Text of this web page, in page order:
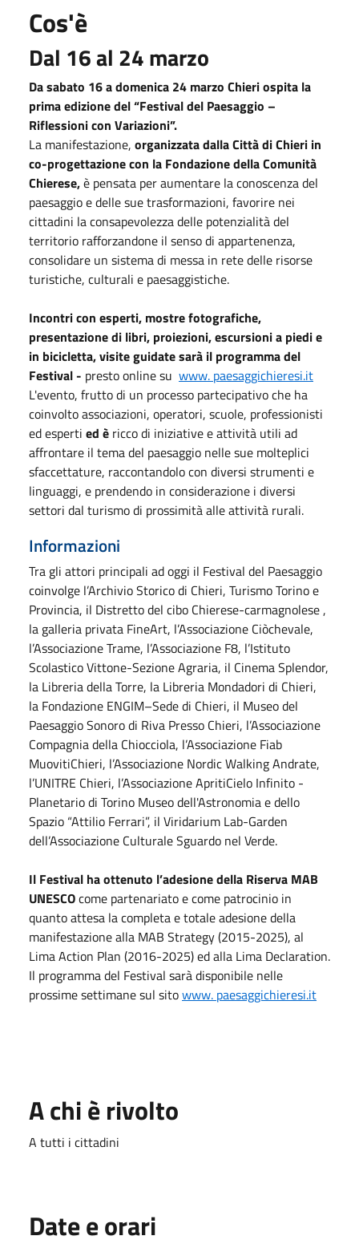
Cos'è
Dal 16 al 24 marzo
Da sabato 16 a domenica 24 marzo Chieri ospita la
prima edizione del“Festival del Paesaggio –
Riflessioni con Variazioni”.
La manifestazione, organizzata dalla Città di Chieri in
co-progettazione con la Fondazione della Comunità
Chierese,è pensata per aumentare la conoscenza del
paesaggio e delle sue trasformazioni, favorire nei
cittadini la consapevolezza delle potenzialità del
territorio rafforzandone il senso di appartenenza,
consolidare un sistema di messa in rete delle risorse
turistiche, culturali e paesaggistiche.
Incontri con esperti, mostre fotografiche,
presentazione di libri, proiezioni, escursioni a piedi e
in bicicletta, visite guidate sarà il programma del
Festival - presto online su www. paesaggichieresi.it
L'evento, frutto di un processo partecipativo che ha
coinvolto associazioni, operatori, scuole, professionisti
ed esperti ed è ricco di iniziative e attività utili ad
affrontare il tema del paesaggio nelle sue molteplici
sfaccettature, raccontandolo con diversi strumenti e
linguaggi, e prendendo in considerazione i diversi
settori dal turismo di prossimità alle attività rurali.
Informazioni
Tra gli attori principali ad oggi il Festival del Paesaggio
coinvolge l’Archivio Storico di Chieri, Turismo Torino e
Provincia, il Distretto del cibo Chierese-carmagnolese ,
la galleria privata FineArt, l’Associazione Ciòchevale,
l’Associazione Trame, l’Associazione F8, l’Istituto
Scolastico Vittone-Sezione Agraria, il Cinema Splendor,
la Libreria della Torre, la Libreria Mondadori di Chieri,
la Fondazione ENGIM–Sede di Chieri, il Museo del
Paesaggio Sonoro di Riva Presso Chieri, l’Associazione
Compagnia della Chiocciola, l’Associazione Fiab
MuovitiChieri, l’Associazione Nordic Walking Andrate,
l’UNITRE Chieri, l’Associazione ApritiCielo Infinito -
Planetario di Torino Museo dell'Astronomia e dello
Spazio “Attilio Ferrari”, il Viridarium Lab-Garden
dell’Associazione Culturale Sguardo nel Verde.
Il Festival ha ottenuto l’adesione della Riserva MAB
UNESCOcome partenariato e come patrocinio in
quanto attesa la completa e totale adesione della
manifestazione alla MAB Strategy (2015-2025), al
Lima Action Plan (2016-2025) ed alla Lima Declaration.
Il programma del Festival sarà disponibile nelle
prossime settimane sul sitowww. paesaggichieresi.it
A chi è rivolto
A tutti i cittadini
Date e orari